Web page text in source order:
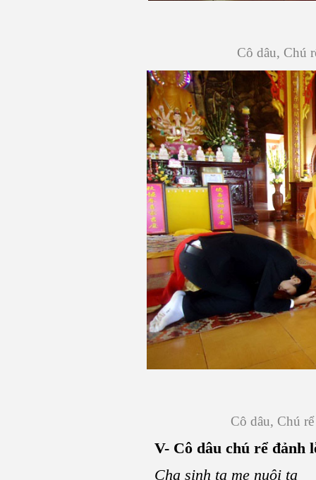
Cô dâu, Chú
Cô dâu, Chú
V- Cô dâu chú rể đảnh
Cha sinh ta mẹ nuôi ta